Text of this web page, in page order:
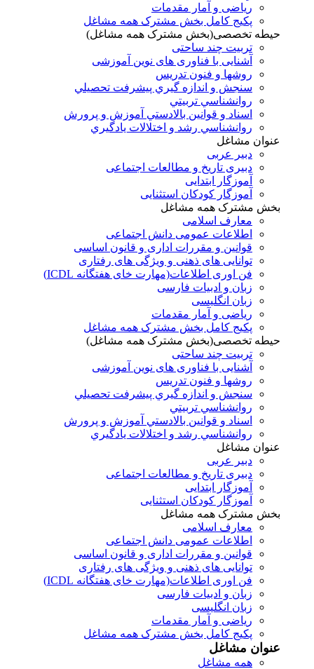
ریاضی و آمار مقدمات
پکیج کامل بخش مشترک همه مشاغل
حیطه تخصصی(بخش مشترک همه مشاغل)
تربیت چند ساحتی
آشنایی با فناوری های نوین آموزشی
روشها و فنون تدريس
سنجش و اندازه گيري پيشرفت تحصيلي
روانشناسي تربيتي
اسناد و قوانين بالادستي آموزش و پرورش
روانشناسي رشد و اختلالات يادگيري
عنوان مشاغل
دبير عربی
دبیری تاریخ و مطالعات اجتماعی
آموزگار ابتدایی
آموزگار کودکان استثنایی
بخش مشترک همه مشاغل
معارف اسلامی
اطلاعات عمومی دانش اجتماعی
قوانین و مقررات اداری و قانون اساسی
توانایی های ذهنی و ویژگی های رفتاری
فن اوری اطلاعات(مهارت خای هفتگانه ICDL)
زبان و ادبیات فارسی
زبان انگلیسی
ریاضی و آمار مقدمات
پکیج کامل بخش مشترک همه مشاغل
حیطه تخصصی(بخش مشترک همه مشاغل)
تربیت چند ساحتی
آشنایی با فناوری های نوین آموزشی
روشها و فنون تدريس
سنجش و اندازه گيري پيشرفت تحصيلي
روانشناسي تربيتي
اسناد و قوانين بالادستي آموزش و پرورش
روانشناسي رشد و اختلالات يادگيري
عنوان مشاغل
دبير عربی
دبیری تاریخ و مطالعات اجتماعی
آموزگار ابتدایی
آموزگار کودکان استثنایی
بخش مشترک همه مشاغل
معارف اسلامی
اطلاعات عمومی دانش اجتماعی
قوانین و مقررات اداری و قانون اساسی
توانایی های ذهنی و ویژگی های رفتاری
فن اوری اطلاعات(مهارت خای هفتگانه ICDL)
زبان و ادبیات فارسی
زبان انگلیسی
ریاضی و آمار مقدمات
پکیج کامل بخش مشترک همه مشاغل
عنوان مشاغل
همه مشاغل